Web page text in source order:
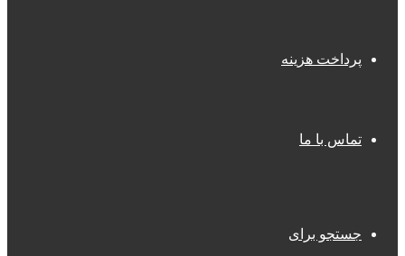
پرداخت هزینه
تماس با ما
جستجو برای